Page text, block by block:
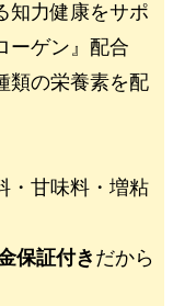
知力健康をサポ
ーゲン』 配合
類の栄養素を配
・甘味料・増粘
保証付きだから